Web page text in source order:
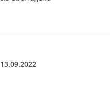
13.09.2022